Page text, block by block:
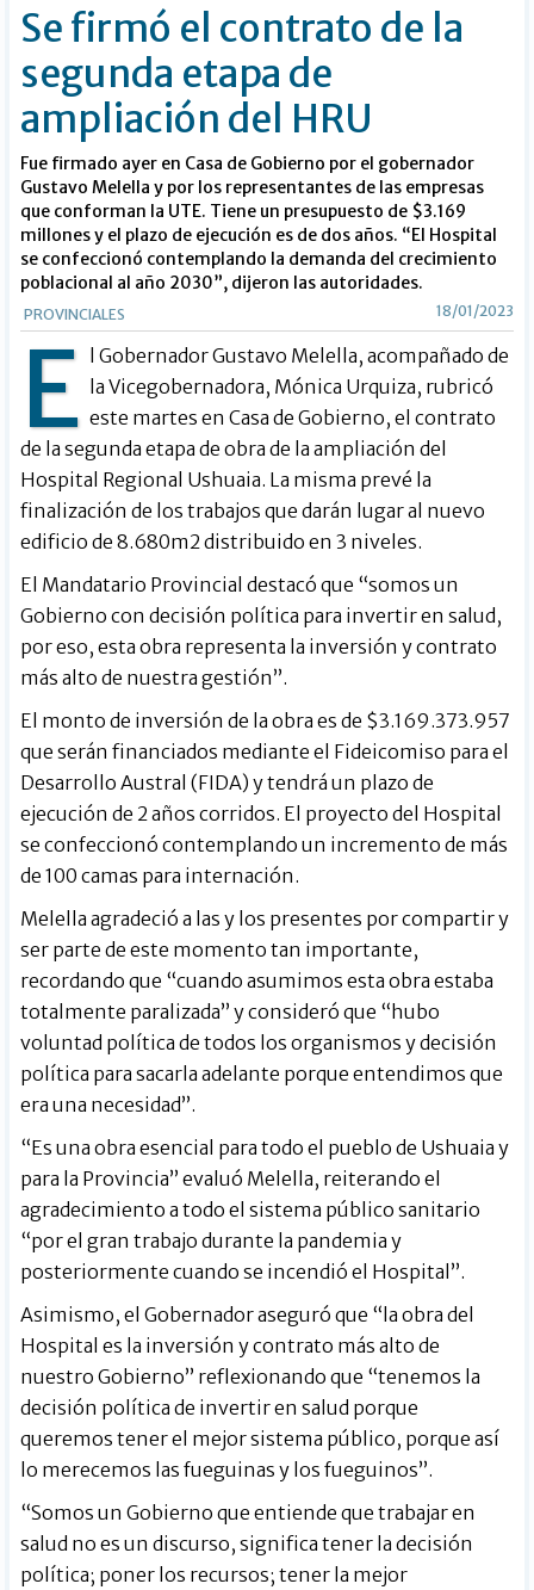
Se firmó el contrato de la
segunda etapa de
ampliación del HRU
Fue firmado ayer en Casa de Gobierno por el gobernador
Gustavo Melella y por los representantes de las empresas
que conforman la UTE. Tiene un presupuesto de $3.169
millones y el plazo de ejecución es de dos años. “El Hospital
se confeccionó contemplando la demanda del crecimiento
poblacional al año 2030”, dijeron las autoridades.
PROVINCIALES 18/01/2023
E l Gobernador Gustavo Melella, acompañado de
la Vicegobernadora, Mónica Urquiza, rubricó
este martes en Casa de Gobierno, el contrato
de la segunda etapa de obra de la ampliación del
Hospital Regional Ushuaia. La misma prevé la
finalización de los trabajos que darán lugar al nuevo
edificio de 8.680m2 distribuido en 3 niveles.
El Mandatario Provincial destacó que “somos un
Gobierno con decisión política para invertir en salud,
por eso, esta obra representa la inversión y contrato
más alto de nuestra gestión”.
El monto de inversión de la obra es de $3.169.373.957
que serán financiados mediante el Fideicomiso para el
Desarrollo Austral (FIDA) y tendrá un plazo de
ejecución de 2 años corridos. El proyecto del Hospital
se confeccionó contemplando un incremento de más
de 100 camas para internación.
Melella agradeció a las y los presentes por compartir y
ser parte de este momento tan importante,
recordando que “cuando asumimos esta obra estaba
totalmente paralizada” y consideró que “hubo
voluntad política de todos los organismos y decisión
política para sacarla adelante porque entendimos que
era una necesidad”.
“Es una obra esencial para todo el pueblo de Ushuaia y
para la Provincia” evaluó Melella, reiterando el
agradecimiento a todo el sistema público sanitario
“por el gran trabajo durante la pandemia y
posteriormente cuando se incendió el Hospital”.
Asimismo, el Gobernador aseguró que “la obra del
Hospital es la inversión y contrato más alto de
nuestro Gobierno” reflexionando que “tenemos la
decisión política de invertir en salud porque
queremos tener el mejor sistema público, porque así
lo merecemos las fueguinas y los fueguinos”.
“Somos un Gobierno que entiende que trabajar en
salud no es un discurso, significa tener la decisión
política; poner los recursos; tener la mejor